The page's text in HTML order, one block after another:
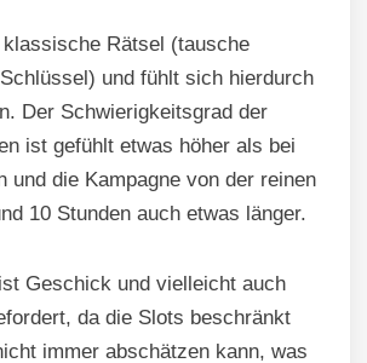
Rätsel (tausche
und fühlt sich hierdurch
Der Schwierigkeitsgrad der
ist gefühlt etwas höher als bei
und die Kampagne von der reinen
10 Stunden auch etwas länger.
Geschick und vielleicht auch
da die Slots beschränkt
immer abschätzen kann, was